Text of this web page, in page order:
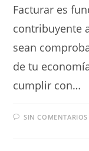
Facturar es
contribuyente
sean
de tu
cumplir con…
SIN COMENTARIOS